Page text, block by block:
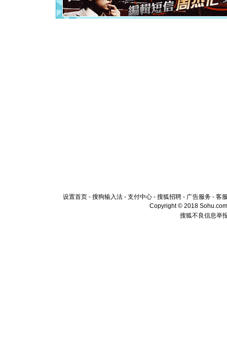
离。水晶
[元旦]当
设置首页 - 搜狗输入法 - 支付中心 - 搜狐招聘 - 广告服务 - 客
Copyright © 2018
搜狐不良信息举